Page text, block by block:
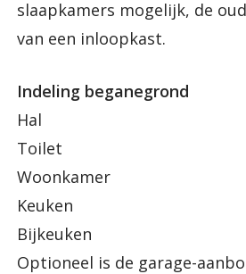
slaapkamers mogelijk, de
van een inloopkast.
Indeling beganegrond
Hal
Toilet
Woonkamer
Keuken
Bijkeuken
Optioneel is de garage-